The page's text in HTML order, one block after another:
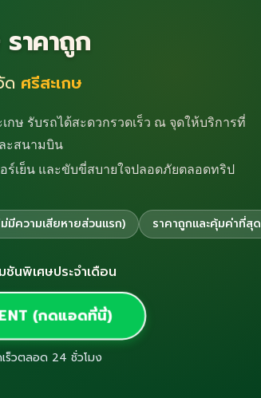
ราคาถูก
ด ศรีสะเกษ
กษ รับรถได้สะดวกรวดเร็ว ณ จุดให้บริการที่
ะสนามบิน
เย็น และขับขี่สบายใจปลอดภัยตลอดทริป
ความเสียหายส่วนแรก) ราคาถูกและคุ้มค่าที่สุด
ชันพิเศษประจำเดือน
(กดแอดที่นี่)
ร็วตลอด 24 ชั่วโมง